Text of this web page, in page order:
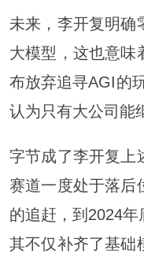
未来，李开复明确
大模型，这也意味
布放弃追寻AGI的
认为只有大公司能
字节成了李开复上
赛道一度处于落后
的追赶，到2024年
其不仅补齐了基础